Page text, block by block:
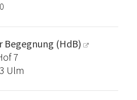
Begegnung (HdB)
7
Ulm